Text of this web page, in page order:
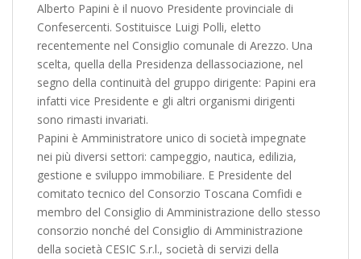
Alberto Papini è il nuovo Presidente provinciale di
Confesercenti. Sostituisce Luigi Polli, eletto
recentemente nel Consiglio comunale di Arezzo. Una
scelta, quella della Presidenza dellassociazione, nel
segno della continuità del gruppo dirigente: Papini era
infatti vice Presidente e gli altri organismi dirigenti
sono rimasti invariati.
Papini è Amministratore unico di società impegnate
nei più diversi settori: campeggio, nautica, edilizia,
gestione e sviluppo immobiliare. E Presidente del
comitato tecnico del Consorzio Toscana Comfidi e
membro del Consiglio di Amministrazione dello stesso
consorzio nonché del Consiglio di Amministrazione
della società CESIC S.r.l., società di servizi della